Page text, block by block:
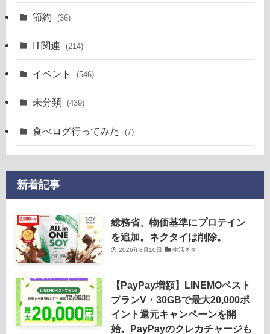
節約 (36)
IT関連 (214)
イベント (546)
未分類 (439)
食べログ行ってみた (7)
新着記事
総務省、物価基準にプロテイン
を追加。ネクタイは削除。
2026年8月10日 生活ネタ
【PayPay増額】LINEMOベスト
プランV・30GBで最大20,000ポ
イント還元キャンペーンを開
始。PayPayのクレカチャージも